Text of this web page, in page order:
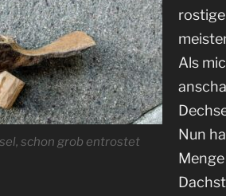
schon grob entrostet
Als
Nun